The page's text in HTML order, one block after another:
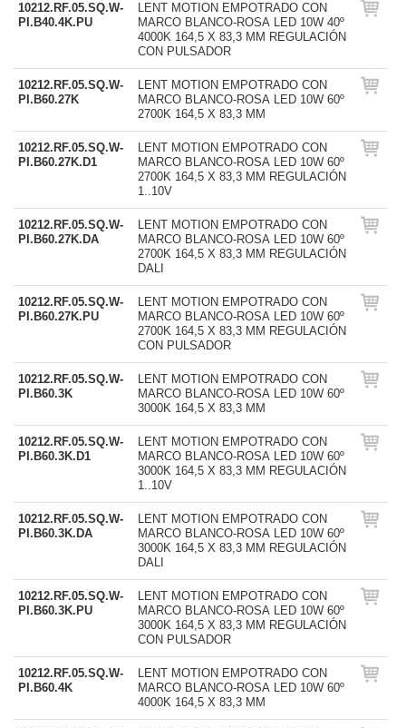
10212.RF.05.SQ.W-
PI.B40.4K.PU
LENT MOTION EMPOTRADO CON
MARCO BLANCO-ROSA LED 10W 40º
4000K 164,5 X 83,3 MM REGULACIÓN
CON PULSADOR
10212.RF.05.SQ.W-
PI.B60.27K
LENT MOTION EMPOTRADO CON
MARCO BLANCO-ROSA LED 10W 60º
2700K 164,5 X 83,3 MM
10212.RF.05.SQ.W-
PI.B60.27K.D1
LENT MOTION EMPOTRADO CON
MARCO BLANCO-ROSA LED 10W 60º
2700K 164,5 X 83,3 MM REGULACIÓN
1..10V
10212.RF.05.SQ.W-
PI.B60.27K.DA
LENT MOTION EMPOTRADO CON
MARCO BLANCO-ROSA LED 10W 60º
2700K 164,5 X 83,3 MM REGULACIÓN
DALI
10212.RF.05.SQ.W-
PI.B60.27K.PU
LENT MOTION EMPOTRADO CON
MARCO BLANCO-ROSA LED 10W 60º
2700K 164,5 X 83,3 MM REGULACIÓN
CON PULSADOR
10212.RF.05.SQ.W-
PI.B60.3K
LENT MOTION EMPOTRADO CON
MARCO BLANCO-ROSA LED 10W 60º
3000K 164,5 X 83,3 MM
10212.RF.05.SQ.W-
PI.B60.3K.D1
LENT MOTION EMPOTRADO CON
MARCO BLANCO-ROSA LED 10W 60º
3000K 164,5 X 83,3 MM REGULACIÓN
1..10V
10212.RF.05.SQ.W-
PI.B60.3K.DA
LENT MOTION EMPOTRADO CON
MARCO BLANCO-ROSA LED 10W 60º
3000K 164,5 X 83,3 MM REGULACIÓN
DALI
10212.RF.05.SQ.W-
PI.B60.3K.PU
LENT MOTION EMPOTRADO CON
MARCO BLANCO-ROSA LED 10W 60º
3000K 164,5 X 83,3 MM REGULACIÓN
CON PULSADOR
10212.RF.05.SQ.W-
PI.B60.4K
LENT MOTION EMPOTRADO CON
MARCO BLANCO-ROSA LED 10W 60º
4000K 164,5 X 83,3 MM